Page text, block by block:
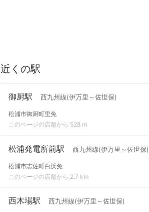
近くの駅
御厨駅 西九州線(伊万里～佐世保)
松浦市御厨町里免
このページの店舗から 528 m
松浦発電所前駅 西九州線(伊万里～佐世保)
松浦市志佐町白浜免
このページの店舗から 2.7 km
西木場駅 西九州線(伊万里～佐世保)